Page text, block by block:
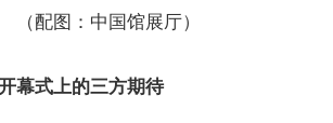
（配图：中国馆展厅）
幕式上的三方期待